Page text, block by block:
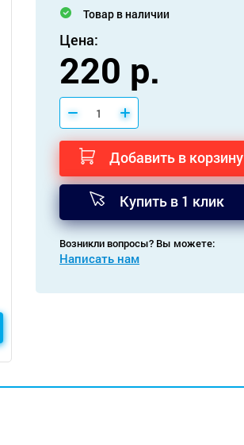
Товар в наличии
Цена:
220 р.
Добавить в корзину
Купить в 1 клик
Возникли вопросы? Вы можете:
Написать нам